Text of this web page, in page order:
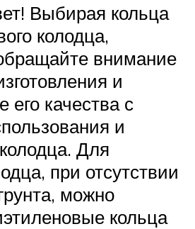
Выбирая кольца
колодца,
внимание
и
его качества с
и
Для
при отсутствии
можно
кольца